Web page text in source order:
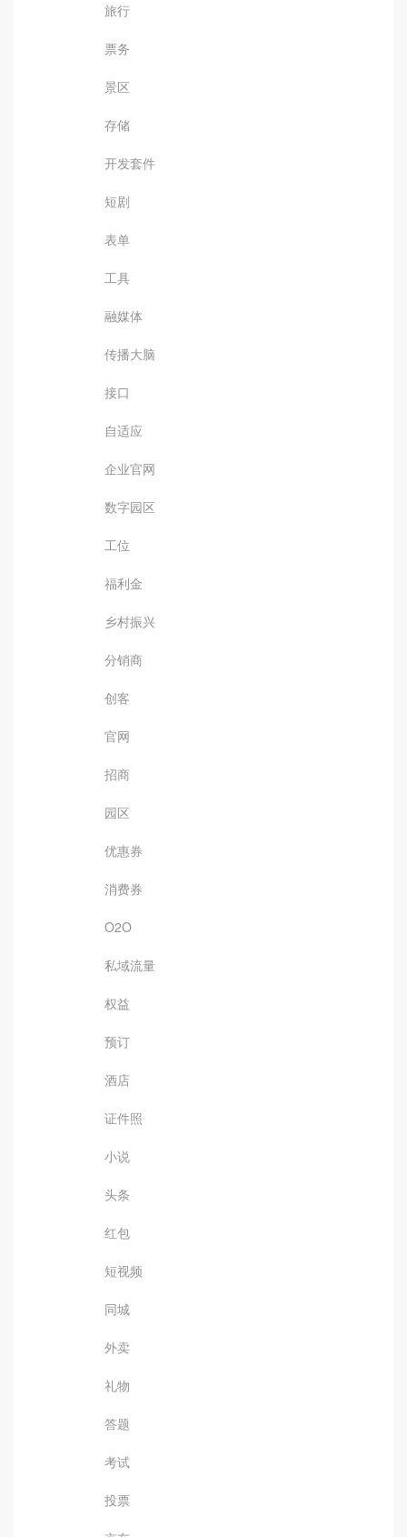
旅行
票务
景区
存储
开发套件
短剧
表单
工具
融媒体
传播大脑
接口
自适应
企业官网
数字园区
工位
福利金
乡村振兴
分销商
创客
官网
招商
园区
优惠券
消费券
O2O
私域流量
权益
预订
酒店
证件照
小说
头条
红包
短视频
同城
外卖
礼物
答题
考试
投票